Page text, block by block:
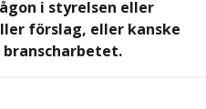
i styrelsen eller
förslag, eller kanske